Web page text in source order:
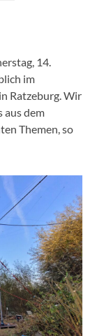
14.
im
in Ratzeburg. Wir
aus dem
Themen, so